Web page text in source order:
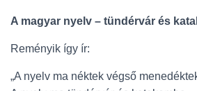
A magyar nyelv – tündérvár és
Reményik így ír:
„A nyelv ma néktek végső